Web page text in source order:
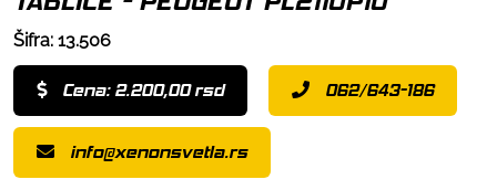
Šifra: 13.506
Cena: 2.200,00 rsd 062/643-186
info@xenonsvetla.rs